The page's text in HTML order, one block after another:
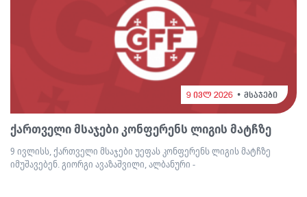
9 ივლ 2026 მსაჯები
ქართველი მსაჯები კონფერენს ლიგის მატჩზე
9 ივლისს, ქართველი მსაჯები უეფას კონფერენს ლიგის მატჩზე
იმუშავებენ. გიორგი ავაზაშვილი, ალბანური -